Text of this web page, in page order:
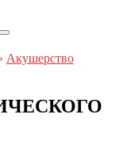
Акушерство